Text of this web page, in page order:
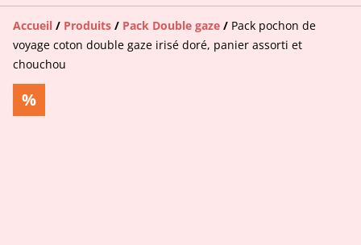
Accueil / Produits / Pack Double gaze / Pack pochon de
voyage coton double gaze irisé doré, panier assorti et
chouchou
%